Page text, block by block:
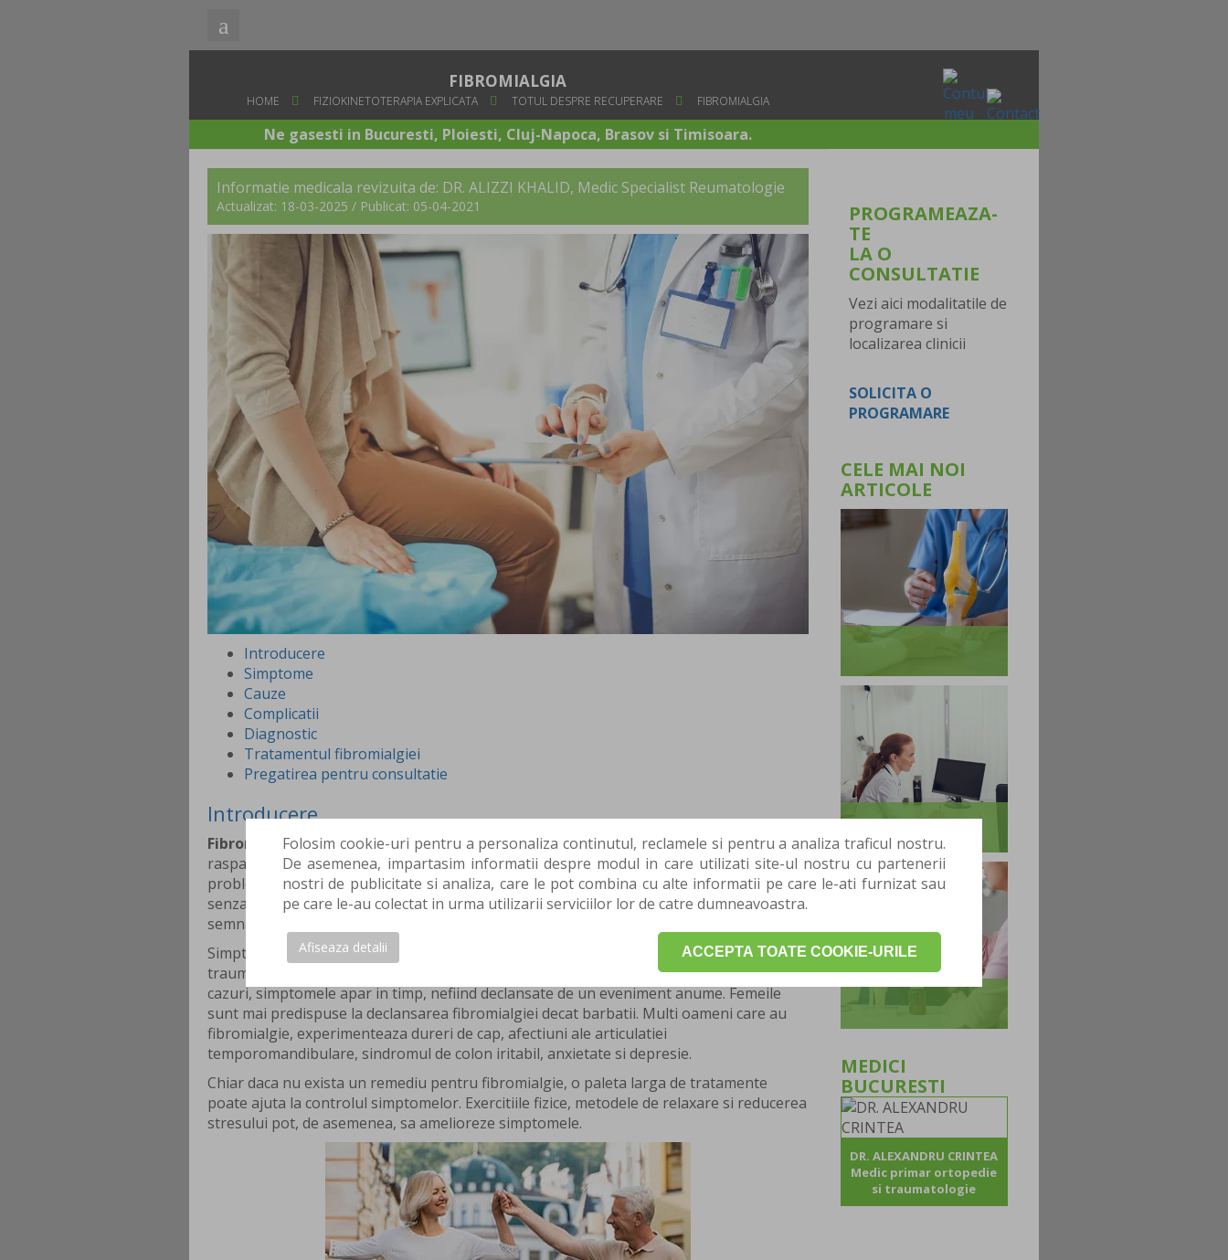
Folosim cookie-uri pentru a personaliza continutul, reclamele si pentru a analiza traficul nostru.
De asemenea, impartasim informatii despre modul in care utilizati site-ul nostru cu partenerii
nostri de publicitate si analiza, care le pot combina cu alte informatii pe care le-ati furnizat sau
pe care le-au colectat in urma utilizarii serviciilor lor de catre dumneavoastra.
ACCEPTA TOATE COOKIE-URILE
Afiseaza detalii
FIBROMIALGIA
HOME FIZIOKINETOTERAPIA EXPLICATA TOTUL DESPRE RECUPERARE FIBROMIALGIA
Ne gasesti in Bucuresti, Ploiesti, Cluj-Napoca, Brasov si Timisoara.
Informatie medicala revizuita de: DR. ALIZZI KHALID, Medic Specialist Reumatologie
Actualizat: 18-03-2025 / Publicat: 05-04-2021
Introducere
Simptome
Cauze
Complicatii
Diagnostic
Tratamentul fibromialgiei
Pregatirea pentru consultatie
Introducere
Fibromialgiareprezinta o afectiune caracterizata de dureri musculo-scheletale
raspandite, insotite de oboseala, stari de somnolenta, alterarea bunei dispozitii si
probleme de memorie. Cercetatorii au ajuns la concluzia ca fibromialgia amplifica
senzatiile dureroase afectand modul in care creierul si maduva spinarii proceseaza
semnalele dureroase si nedureroase.
Simptomele isi fac aparitia, de obicei, in urma unui eveniment, de exemplu,
traumatismele, interventiile chirurgicale, infectiile sau stresul psihologic intens. In alte
cazuri, simptomele apar in timp, nefiind declansate de un eveniment anume. Femeile
sunt mai predispuse la declansarea fibromialgiei decat barbatii. Multi oameni care au
fibromialgie, experimenteaza dureri de cap, afectiuni ale articulatiei
temporomandibulare, sindromul de colon iritabil, anxietate si depresie.
Chiar daca nu exista un remediu pentru fibromialgie, o paleta larga de tratamente
poate ajuta la controlul simptomelor. Exercitiile fizice, metodele de relaxare si reducerea
stresului pot, de asemenea, sa amelioreze simptomele.
PROGRAMEAZA-
TE
LA O
CONSULTATIE
Vezi aici modalitatile de
programare si
localizarea clinicii
SOLICITA O
PROGRAMARE
CELE MAI NOI
ARTICOLE
MEDICI
BUCURESTI
DR. ALEXANDRU CRINTEA
Medic primar ortopedie
si traumatologie